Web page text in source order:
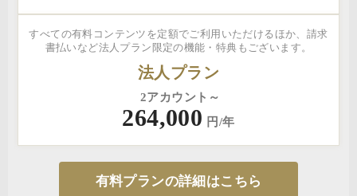
すべての有料コンテンツを定額でご利用いただけるほか、請求
書払いなど法人プラン限定の機能・特典もございます。
法人プラン
2アカウント～
264,000 円/年
有料プランの詳細はこちら